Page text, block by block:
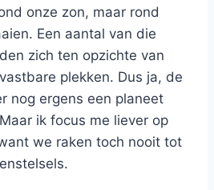
onze zon, maar rond
Een aantal van die
zich ten opzichte van
plekken. Dus ja, de
nog ergens een planeet
ik focus me liever op
we raken toch nooit tot